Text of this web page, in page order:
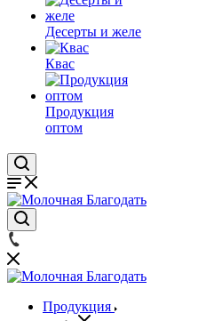
Десерты и желе
Квас
Продукция
оптом
Продукция